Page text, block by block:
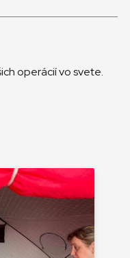
operácií vo svete.